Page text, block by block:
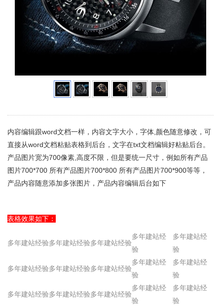
内容编辑跟word文档一样，内容文字大小，字体,颜色随意修改，可
直接从word文档粘贴表格到后台，文字在txt文档编辑好粘贴后台。
产品图片宽为700像素,高度不限，但是要统一尺寸，例如所有产品
图片700*700 所有产品图片700*800 所有产品图片700*900等等，
产品内容随意添加多张图片，产品内容编辑后台如下
表格效果如下：
多年建站经验多年建站经验多年建站经验
多年建站经
验
多年建站经
验
多年建站经验多年建站经验多年建站经验
多年建站经
验
多年建站经
验
多年建站经验多年建站经验多年建站经验
多年建站经
验
多年建站经
验